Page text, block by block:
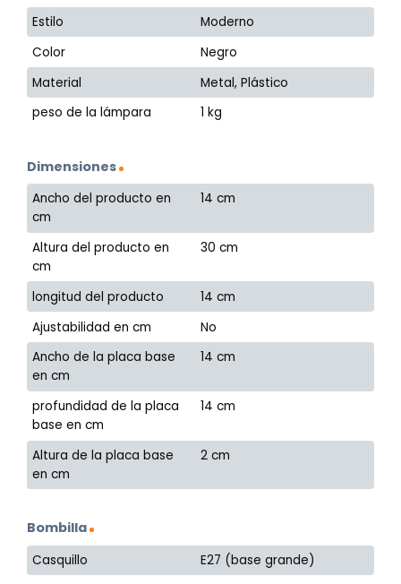
Estilo
Moderno
Color
Negro
Material
Metal, Plástico
peso de la lámpara
1 kg
Dimensiones
Ancho del producto en
cm
14 cm
Altura del producto en
cm
30 cm
longitud del producto
14 cm
Ajustabilidad en cm
No
Ancho de la placa base
en cm
14 cm
profundidad de la placa
base en cm
14 cm
Altura de la placa base
en cm
2 cm
Bombilla
Casquillo E27 (base grande)